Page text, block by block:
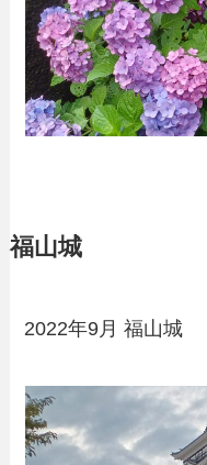
福山城
2022年9月 福山城